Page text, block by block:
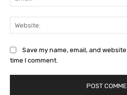
Save my name, email, and
time I comment.